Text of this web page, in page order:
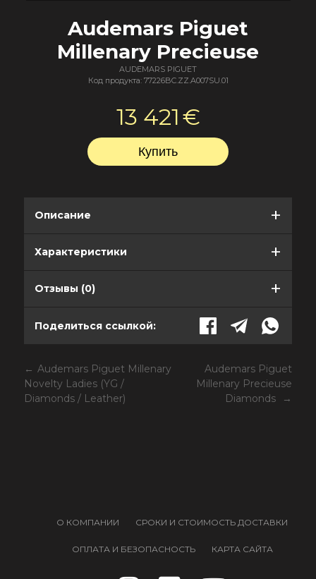
Audemars Piguet
Millenary Precieuse
AUDEMARS PIGUET
Код продукта: 77226BC.ZZ.A007SU.01
13 421€
Описание
Характеристики
Отзывы (0)
Поделиться ссылкой:
Audemars Piguet Millenary
Novelty Ladies (YG /
Diamonds / Leather)
Audemars Piguet
Millenary Precieuse
Diamonds
О КОМПАНИИ СРОКИ И СТОИМОСТЬ ДОСТАВКИ
ОПЛАТА И БЕЗОПАСНОСТЬ КАРТА САЙТА